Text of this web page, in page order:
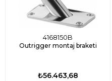
4168150B
Outrigger montaj braketi
₺56.463,68